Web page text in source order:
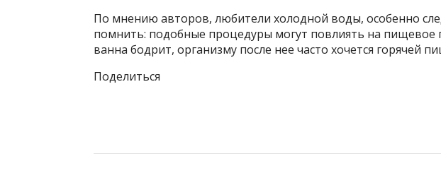
По мнению авторов, любители холодной воды, особенно
помнить: подобные процедуры могут повлиять на пищевое
ванна бодрит, организму после нее часто хочется горячей
Поделиться